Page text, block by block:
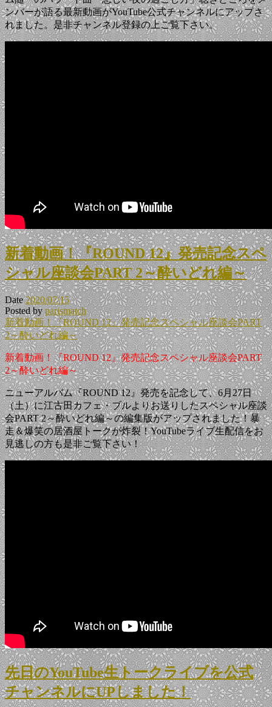
ンバーが語る最新動画がYouTube公式チャンネルにアップさ
れました。是非チャンネル登録の上ご覧下さい。
新着動画！『ROUND 12』発売記念スペ
シャル座談会PART 2～酔いどれ編～
Date2020/07/15
Posted byparismatch
新着動画！『ROUND 12』発売記念スペシャル座談会PART
2～酔いどれ編～
新着動画！『ROUND 12』発売記念スペシャル座談会PART
2～酔いどれ編～
ニューアルバム『ROUND 12』発売を記念して、6月27日
（土）に江古田カフェ・ブルよりお送りしたスペシャル座談
会PART 2～酔いどれ編～の編集版がアップされました！暴
走＆爆笑の居酒屋トークが炸裂！YouTubeライブ生配信をお
見逃しの方も是非ご覧下さい！
先日のYouTube生トークライブを公式
チャンネルにUPしました！